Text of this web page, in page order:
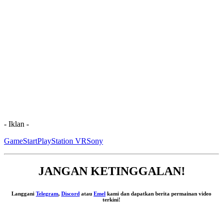
- Iklan -
GameStartPlayStation VRSony
JANGAN KETINGGALAN!
Langgani Telegram, Discord atau Emel kami dan dapatkan berita permainan video
terkini!